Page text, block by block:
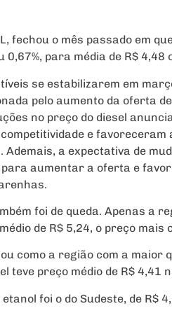
fechou o mês passado em
0,67%, para média de R$
se estabilizarem em
pelo aumento da oferta
no preço do diesel
e favoreceram
Ademais, a expectativa de
aumentar a oferta e
foi de queda. Apenas a
de R$ 5,24, o preço
como a região com a maior
teve preço médio de R$ 4,41
foi o do Sudeste, de R$